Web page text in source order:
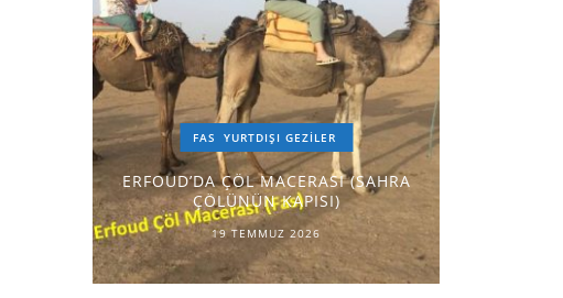
FAS YURTDIŞI GEZILER
ERFOUD’DA ÇÖL MACERASI (SAHRA
ÇÖLÜNÜN KAPISI)
19 TEMMUZ 2026